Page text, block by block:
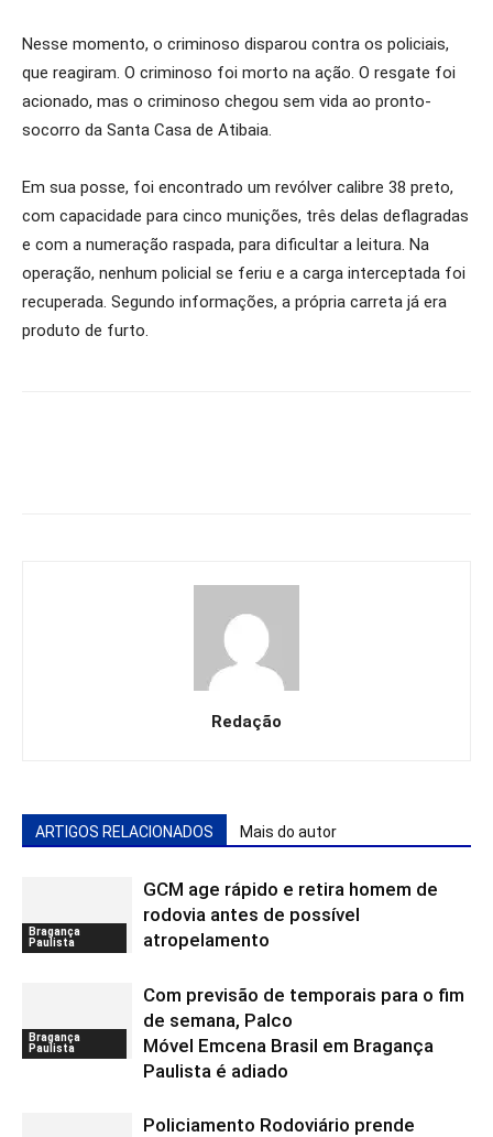
Nesse momento, o criminoso disparou contra os policiais,
que reagiram. O criminoso foi morto na ação. O resgate foi
acionado, mas o criminoso chegou sem vida ao pronto-
socorro da Santa Casa de Atibaia.
Em sua posse, foi encontrado um revólver calibre 38 preto,
com capacidade para cinco munições, três delas deflagradas
e com a numeração raspada, para dificultar a leitura. Na
operação, nenhum policial se feriu e a carga interceptada foi
recuperada. Segundo informações, a própria carreta já era
produto de furto.
Redação
ARTIGOS RELACIONADOS Mais do autor
Bragança
Paulista
GCM age rápido e retira homem de
rodovia antes de possível
atropelamento
Bragança
Paulista
Com previsão de temporais para o fim
de semana, Palco
Móvel Emcena Brasil em Bragança
Paulista é adiado
Policiamento Rodoviário prende